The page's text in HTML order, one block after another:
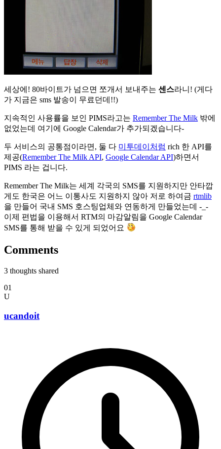
세상에! 80바이트가 넘으면 쪼개서 보내주는 센스라니! (게다
가 지금은 sms 발송이 무료던데!!)
지속적인 사용률을 보인 PIMS라고는 Remember The Milk 밖에
없었는데 여기에 Google Calendar가 추가되겠습니다-
두 서비스의 공통점이라면, 둘 다 미투데이처럼 rich 한 API를
제공(Remember The Milk API, Google Calendar API)하면서
PIMS 라는 겁니다.
Remember The Milk는 세계 각국의 SMS를 지원하지만 안타깝
게도 한국은 어느 이통사도 지원하지 않아 저로 하여금 rtmlib
을 만들어 국내 SMS 호스팅업체와 연동하게 만들었는데 -_-
이제 편법을 이용해서 RTM의 마감알림을 Google Calendar
SMS를 통해 받을 수 있게 되었어요
Comments
3 thoughts shared
01
U
ucandoit